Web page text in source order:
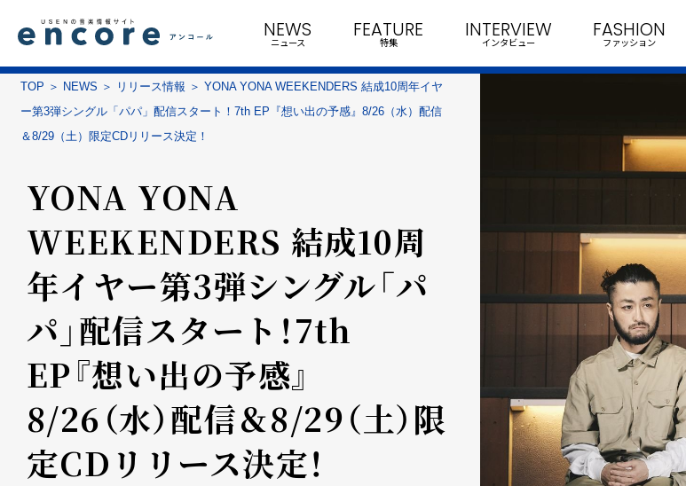
NEWS
ニュース
FEATURE
特集
INTERVIEW
インタビュー
FASHION
ファッション
TOP NEWS リリース情報
YONA YONA WEEKENDERS 結成10周年イヤ
ー第3弾シングル「パパ」配信スタート！7th EP『想い出の予感』8/26（水）配信
＆8/29（土）限定CDリリース決定！
YONA YONA
WEEKENDERS 結成10周
年イヤー第3弾シングル「パ
パ」配信スタート！7th
EP『想い出の予感』
8/26（水）配信＆8/29（土）限
定CDリリース決定！